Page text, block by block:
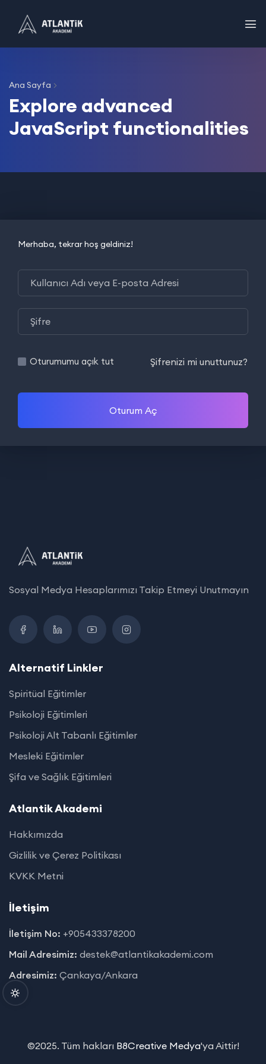
Ana Sayfa
Explore advanced
JavaScript functionalities
Merhaba, tekrar hoş geldiniz!
Oturumumu açık tut Şifrenizi mi unuttunuz?
Oturum Aç
Sosyal Medya Hesaplarımızı Takip Etmeyi Unutmayın
Alternatif Linkler
Spiritüal Eğitimler
Psikoloji Eğitimleri
Psikoloji Alt Tabanlı Eğitimler
Mesleki Eğitimler
Şifa ve Sağlık Eğitimleri
Atlantik Akademi
Hakkımızda
Gizlilik ve Çerez Politikası
KVKK Metni
İletişim
İletişim No: +905433378200
Mail Adresimiz: destek@atlantikakademi.com
Adresimiz: Çankaya/Ankara
©2025. Tüm hakları B8Creative Medya'ya Aittir!